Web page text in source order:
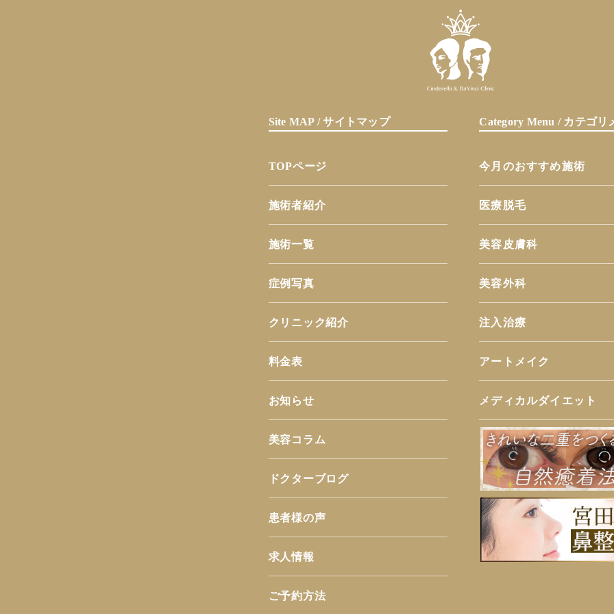
Site MAP / サイトマップ
TOPページ
施術者紹介
施術一覧
症例写真
クリニック紹介
料金表
お知らせ
美容コラム
ドクターブログ
患者様の声
求人情報
ご予約方法
Category Menu / カテゴリ
今月のおすすめ施術
医療脱毛
美容皮膚科
美容外科
注入治療
アートメイク
メディカルダイエット